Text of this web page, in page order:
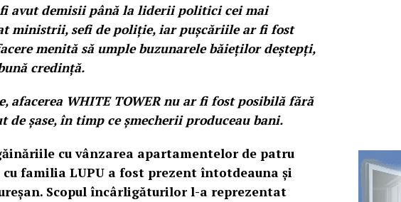
avut demisii până la liderii politici cei mai
ministrii, sefi de poliție, iar pușcăriile ar fi fost
menită să umple buzunarele băieților deștepți,
credință.
afacerea WHITE TOWER nu ar fi fost posibilă fără
șase, în timp ce șmecherii produceau bani.
cu vânzarea apartamentelor de patru
familia LUPU a fost prezent întotdeauna și
Scopul încârligăturilor l-a reprezentat